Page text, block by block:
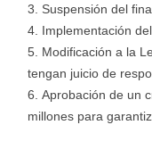
Suspensión del
Implementación
Modificación a la
tengan juicio de
Aprobación de un
millones para